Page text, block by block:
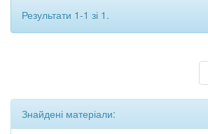
Результати 1-1 зі 1.
Знайдені матеріали: